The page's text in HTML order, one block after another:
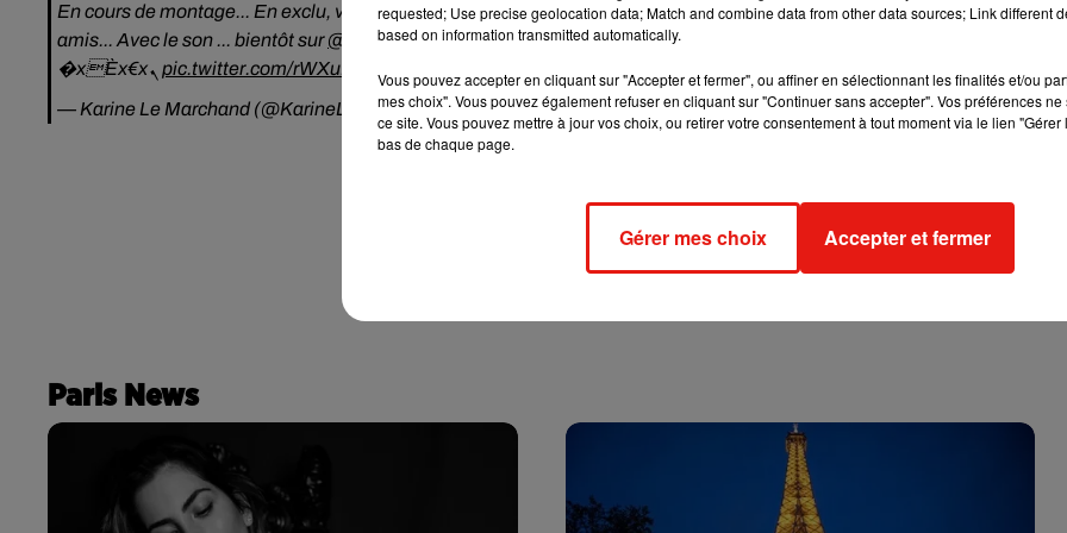
En cours de montage... En exclu, voici les premières images de#AmbitionIntimede@dubosc_franckavec ses meilleurs
amis... Avec le son ... bientôt sur@M6 .#Grandmoment #CadeauDeNoel#sincerite
pic.twitter.com/rWXuNW1yAv
— Karine Le Marchand (@KarineLMOff)14 décembre 2017
Paris News
requested; Use precise geolocation data; Match and combine data from other data sources; Link different
based on information transmitted automatically.
Vous pouvez accepter en cliquant sur "Accepter et fermer", ou affiner en sélectionnant les finalités et/ou
mes choix". Vous pouvez également refuser en cliquant sur "Continuer sans accepter". Vos préférences
ce site. Vous pouvez mettre à jour vos choix, ou retirer votre consentement à tout moment via le lien
bas de chaque page.
Gérer mes choix Accepter et fermer